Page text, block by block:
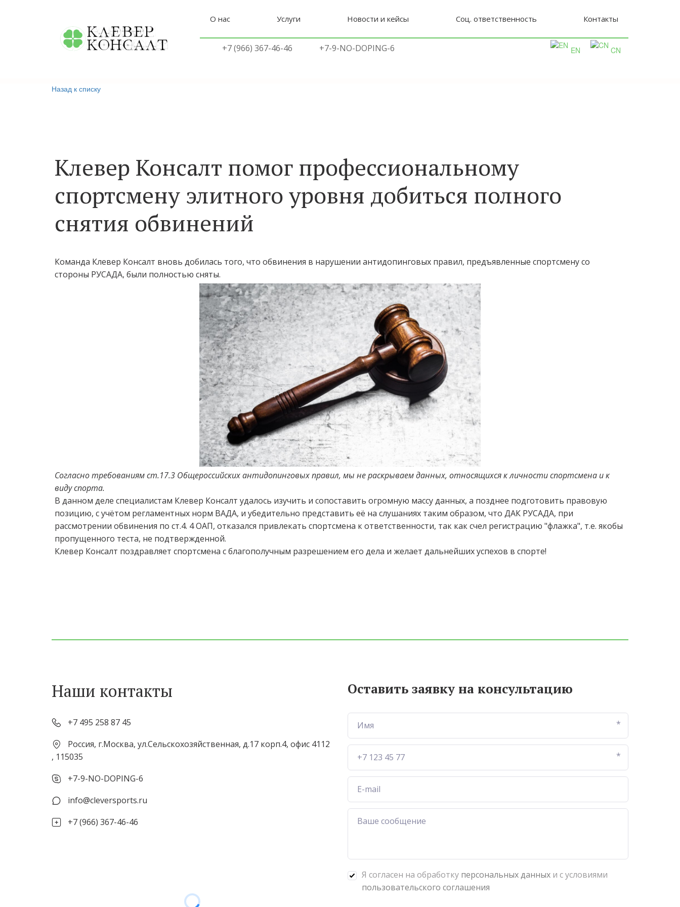
О нас Услуги Новости и кейсы Соц. ответственность Контакты
+7 (966) 367-46-46 +7-9-NO-DOPING-6 EN CN
Назад к списку
Клевер Консалт помог профессиональному
спортсмену элитного уровня добиться полного
снятия обвинений
Команда Клевер Консалт вновь добилась того, что обвинения в нарушении антидопинговых правил, предъявленные спортсмену со
стороны РУСАДА, были полностью сняты.
Согласно требованиям ст.17.3 Общероссийских антидопинговых правил, мы не раскрываем данных, относящихся к личности спортсмена и к
виду спорта.
В данном деле специалистам Клевер Консалт удалось изучить и сопоставить огромную массу данных, а позднее подготовить правовую
позицию, с учётом регламентных норм ВАДА, и убедительно представить её на слушаниях таким образом, что ДАК РУСАДА, при
рассмотрении обвинения по ст.4. 4 ОАП, отказался привлекать спортсмена к ответственности, так как счел регистрацию "флажка", т.е. якобы
пропущенного теста, не подтвержденной.
Клевер Консалт поздравляет спортсмена с благополучным разрешением его дела и желает дальнейших успехов в спорте!
Наши контакты
+7 495 258 87 45
Россия, г.Москва, ул.Сельскохозяйственная, д.17 корп.4, офис 4112
, 115035
+7-9-NO-DOPING-6
info@cleversports.ru
+7 (966) 367-46-46
Оставить заявку на консультацию
*
*
Я согласен на обработку персональных данных и с условиями
пользовательского соглашения